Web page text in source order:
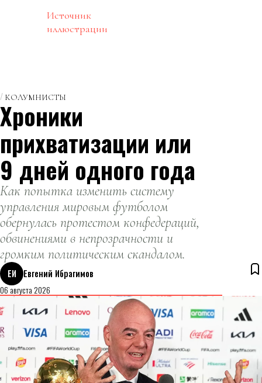
Источник
иллюстрации
КОЛУМНИСТЫ
Хроники
прихватизации или
9 дней одного года
Как попытка изменить систему
управления мировым футболом
обернулась протестом конфедераций,
обвинениями в непрозрачности и
громким политическим скандалом.
ЕИ
Евгений Ибрагимов
06 августа 2026